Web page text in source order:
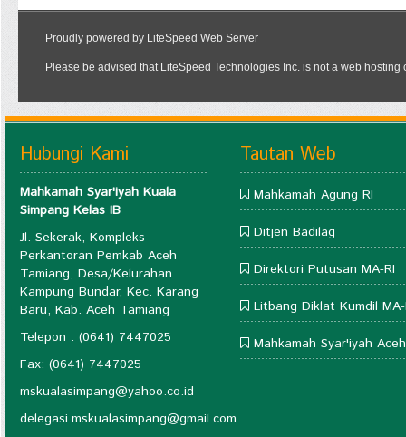
Hubungi Kami
Mahkamah Syar'iyah Kuala
Simpang Kelas IB
Jl. Sekerak, Kompleks
Perkantoran Pemkab Aceh
Tamiang, Desa/Kelurahan
Kampung Bundar, Kec. Karang
Baru, Kab. Aceh Tamiang
Telepon : (0641) 7447025
Fax: (0641) 7447025
mskualasimpang@yahoo.co.id
delegasi.mskualasimpang@gmail.com
Tautan Web
Mahkamah Agung RI
Ditjen Badilag
Direktori Putusan MA-RI
Litbang Diklat Kumdil MA-
Mahkamah Syar'iyah Aceh